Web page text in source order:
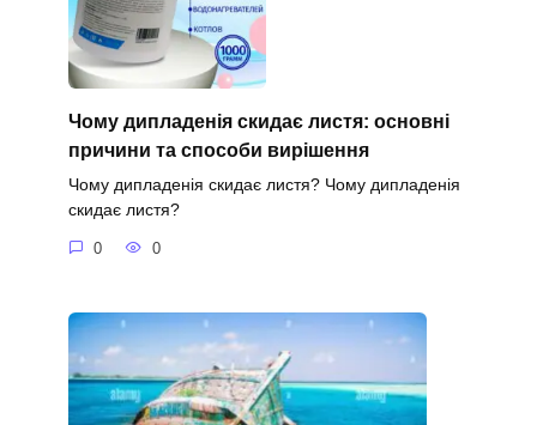
Чому дипладенія скидає листя: основні
причини та способи вирішення
Чому дипладенія скидає листя? Чому дипладенія
скидає листя?
0 0